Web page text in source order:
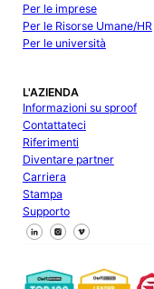
Per le imprese
Per le Risorse Umane/HR
Per le università
L'AZIENDA
Informazioni su sproof
Contattateci
Riferimenti
Diventare partner
Carriera
Stampa
Supporto
Seguici su Facebook
Seguici su X
Seguici su